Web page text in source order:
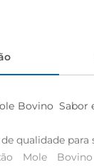
Bovino  Sabor
qualidade para
Mole